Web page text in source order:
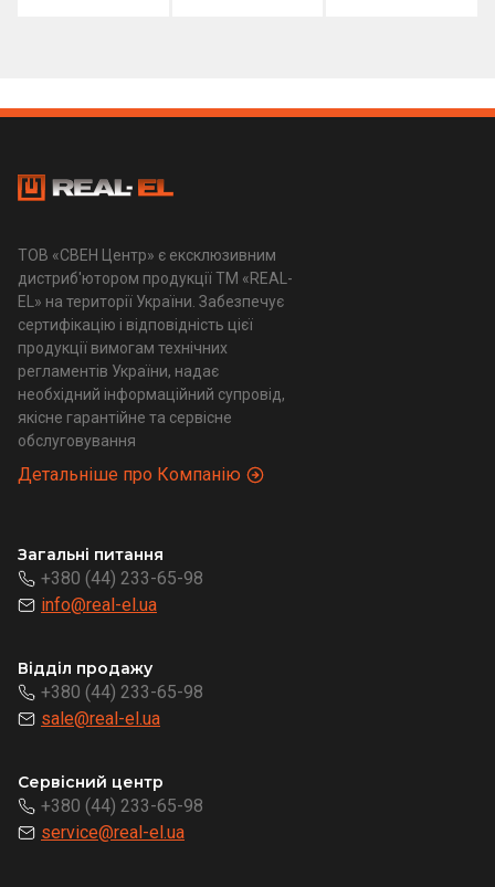
ТОВ «СВЕН Центр» є ексклюзивним
дистриб'ютором продукції ТМ «REAL-
EL» на території України. Забезпечує
сертифікацію і відповідність цієї
продукції вимогам технічних
регламентів України, надає
необхідний інформаційний супровід,
якісне гарантійне та сервісне
обслуговування
Детальніше про Компанію
Загальні питання
+380 (44) 233-65-98
info@real-el.ua
Відділ продажу
+380 (44) 233-65-98
sale@real-el.ua
Сервісний центр
+380 (44) 233-65-98
service@real-el.ua